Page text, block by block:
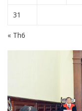
31
« Th6